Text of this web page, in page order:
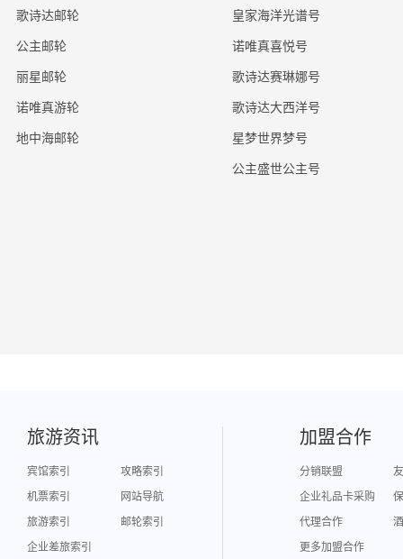
歌诗达邮轮
公主邮轮
丽星邮轮
诺唯真游轮
地中海邮轮
皇家海洋光谱号
诺唯真喜悦号
歌诗达赛琳娜号
歌诗达大西洋号
星梦世界梦号
公主盛世公主号
旅游资讯
宾馆索引
攻略索引
机票索引
网站导航
旅游索引
邮轮索引
企业差旅索引
加盟合作
分销联盟
企业礼品卡采购
代理合作
更多加盟合作